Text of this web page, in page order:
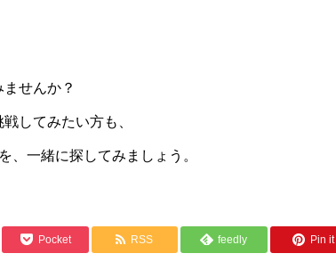
せんか？
してみたい方も、
、一緒に探してみましょう。
Pocket RSS feedly Pin it